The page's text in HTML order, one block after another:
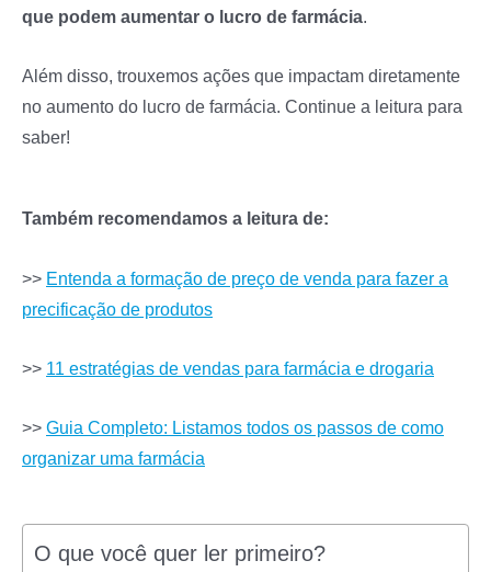
que podem aumentar o lucro de farmácia.
Além disso, trouxemos ações que impactam diretamente
no aumento do lucro de farmácia. Continue a leitura para
saber!
Também recomendamos a leitura de:
>> Entenda a formação de preço de venda para fazer a
precificação de produtos
>> 11 estratégias de vendas para farmácia e drogaria
>> Guia Completo: Listamos todos os passos de como
organizar uma farmácia
O que você quer ler primeiro?